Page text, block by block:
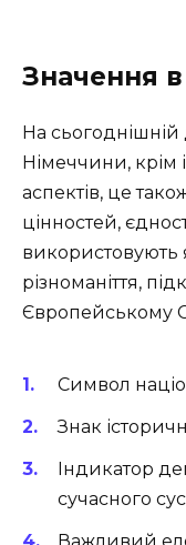
Значення в
На
Німеччини, крім
аспектів, це
цінностей,
використовують
різноманіття,
Європейському
Символ
Знак
Індикатор
сучасного